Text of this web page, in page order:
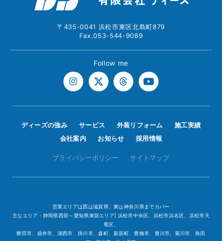
〒435-0041 浜松市東区北島町879
Fax.053-544-9089
Follow me
ディーズの強み サービス 外装リフォーム
施工実績
会社案内
お知らせ 採用情報
プライバシーポリシー サイトマップ
営業エリアは西は滋賀県、東は神奈川県までカバー
主なエリア：静岡県西部～愛知県東部エリア| 浜松市中央区、浜松市浜名区、浜松市天
竜区、
磐田市、袋井市、湖西市、掛川市、森町、新居町、豊橋市、豊川市、菊川市、島田